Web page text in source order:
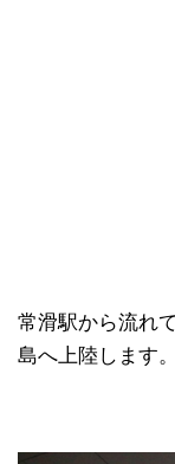
常滑駅から流れ
島へ上陸します。